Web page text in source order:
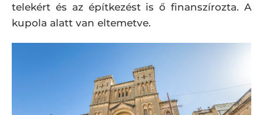
telekért és az építkezést is ő finanszírozta. A
kupola alatt van eltemetve.